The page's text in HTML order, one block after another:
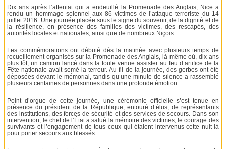
Dix ans après l’attentat qui a endeuillé la Promenade des Anglais, Nice a
rendu un hommage solennel aux 86 victimes de l’attaque terroriste du 14
juillet 2016. Une journée placée sous le signe du souvenir, de la dignité et de
la résilience, en présence des familles des victimes, des rescapés, des
autorités locales et nationales, ainsi que de nombreux Niçois.
Les commémorations ont débuté dès la matinée avec plusieurs temps de
recueillement organisés sur la Promenade des Anglais, là même où, dix ans
plus tôt, un camion lancé dans la foule venue assister au feu d’artifice de la
Fête nationale avait semé la terreur. Au fil de la journée, des gerbes ont été
déposées devant le mémorial, tandis qu’une minute de silence a rassemblé
plusieurs centaines de personnes dans une profonde émotion.
Point d’orgue de cette journée, une cérémonie officielle s’est tenue en
présence du président de la République, entouré d’élus, de représentants
des institutions, des forces de sécurité et des services de secours. Dans son
intervention, le chef de l’État a salué la mémoire des victimes, le courage des
survivants et l’engagement de tous ceux qui étaient intervenus cette nuit-là
pour porter secours aux blessés.